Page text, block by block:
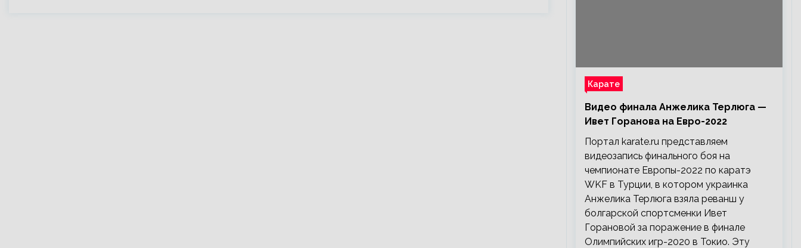
Карате
Видео финала Анжелика Терлюга —
Ивет Горанова на Евро-2022
Портал karate.ru представляем
видеозапись финального боя на
чемпионате Европы-2022 по каратэ
WKF в Турции, в котором украинка
Анжелика Терлюга взяла реванш у
болгарской спортсменки Ивет
Горановой за поражение в финале
Олимпийских игр-2020 в Токио. Эту